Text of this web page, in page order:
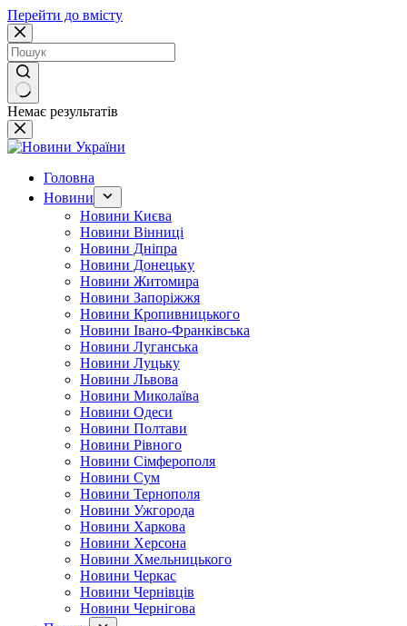
Перейти до вмісту
Немає результатів
Головна
Новини
Новини Києва
Новини Вінниці
Новини Дніпра
Новини Донецьку
Новини Житомира
Новини Запоріжжя
Новини Кропивницького
Новини Івано-Франківська
Новини Луганська
Новини Луцьку
Новини Львова
Новини Миколаїва
Новини Одеси
Новини Полтави
Новини Рівного
Новини Сімферополя
Новини Сум
Новини Тернополя
Новини Ужгорода
Новини Харкова
Новини Херсона
Новини Хмельницького
Новини Черкас
Новини Чернівців
Новини Чернігова